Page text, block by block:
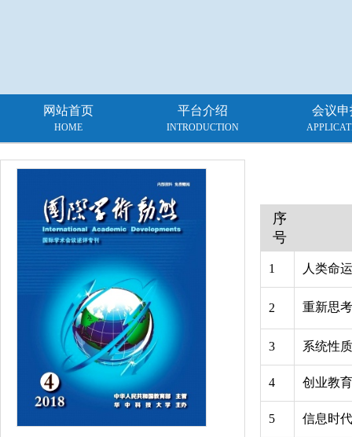
网站首页
HOME
平台介绍
INTRODUCTION
会议申
序
号
1 人类命
2 重新思
3 系统性
4 创业教
5 信息时